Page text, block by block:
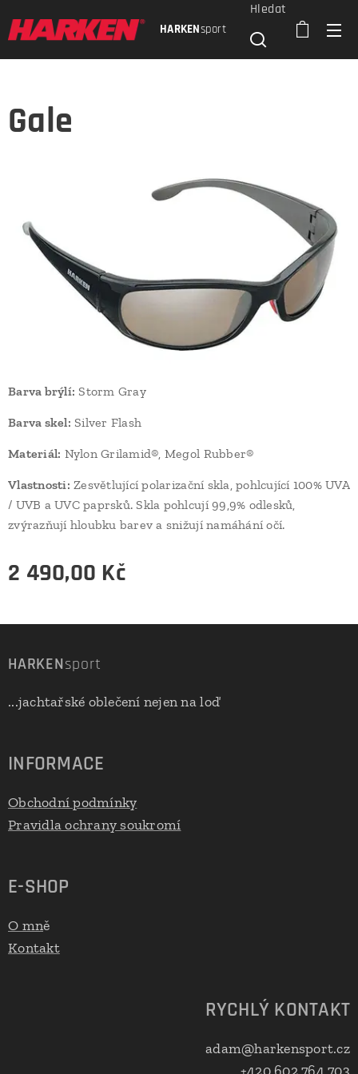
HARKENsport
Hledat
Gale
Barva brýlí: Storm Gray
Barva skel: Silver Flash
Materiál: Nylon Grilamid®, Megol Rubber®
Vlastnosti: Zesvětlující polarizační skla, pohlcující 100% UVA
/ UVB a UVC paprsků. Skla pohlcují 99,9% odlesků,
zvýrazňují hloubku barev a snižují namáhání očí.
2 490,00 Kč
HARKENsport
...jachtařské oblečení nejen na loď
INFORMACE
Obchodní podmínky
Pravidla ochrany soukromí
E-SHOP
O mně
Kontakt
RYCHLÝ KONTAKT
adam@harkensport.cz